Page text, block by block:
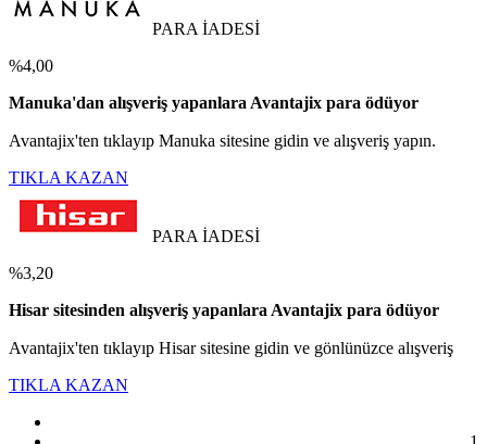
PARA İADESİ
%4,00
Manuka'dan alışveriş yapanlara Avantajix para ödüyor
Avantajix'ten tıklayıp Manuka sitesine gidin ve alışveriş yapın.
TIKLA KAZAN
PARA İADESİ
%3,20
Hisar sitesinden alışveriş yapanlara Avantajix para ödüyor
Avantajix'ten tıklayıp Hisar sitesine gidin ve gönlünüzce alışveriş
TIKLA KAZAN